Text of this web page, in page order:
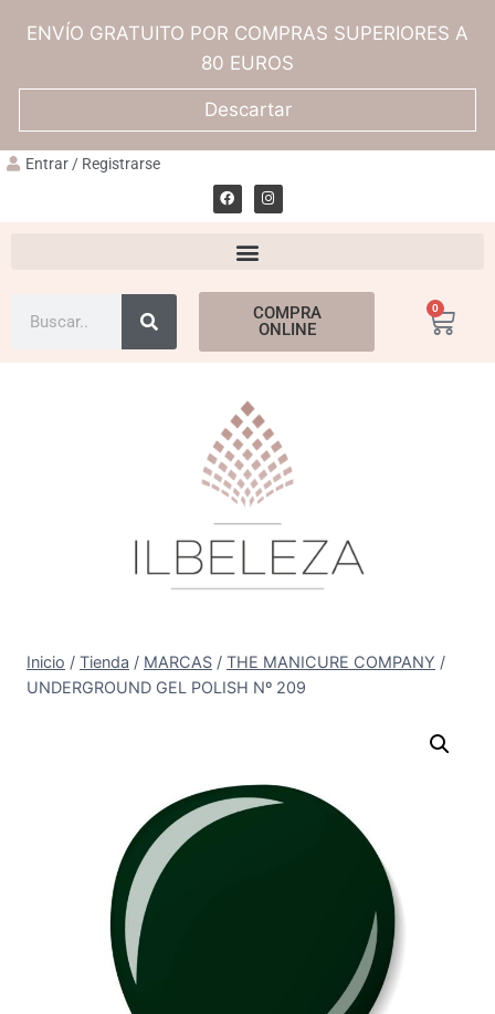
ENVÍO GRATUITO POR COMPRAS SUPERIORES A
80 EUROS
Descartar
Entrar / Registrarse
COMPRA
ONLINE
0
Inicio / Tienda / MARCAS / THE MANICURE COMPANY /
UNDERGROUND GEL POLISH Nº 209